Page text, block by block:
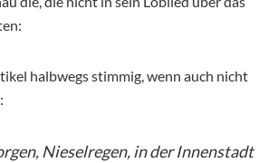
halbwegs stimmig, wenn auch nicht
Nieselregen, in der Innenstadt